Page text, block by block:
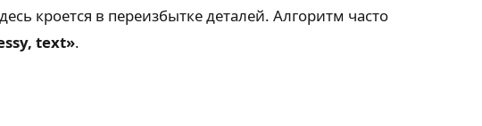
кроется в переизбытке деталей. Алгоритм часто
text».